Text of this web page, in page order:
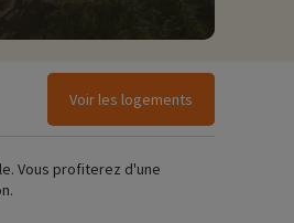
Voir les logements
Vous profiterez d'une